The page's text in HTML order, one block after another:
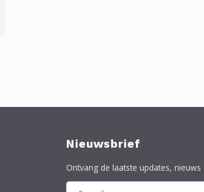
Nieuwsbrief
Ontvang de laatste updates,